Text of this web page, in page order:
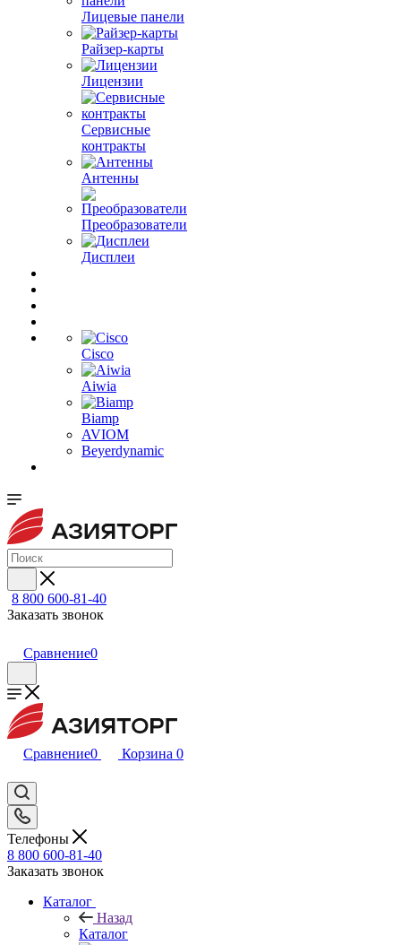
Лицевые панели
Райзер-карты
Лицензии
Сервисные
контракты
Антенны
Преобразователи
Дисплеи
Cisco
Aiwia
Biamp
AVIOM
Beyerdynamic
8 800 600-81-40
Заказать звонок
Сравнение0
Сравнение0 Корзина 0
Телефоны
8 800 600-81-40
Заказать звонок
Каталог
Назад
Каталог